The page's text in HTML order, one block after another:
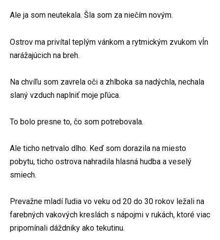
Ale ja som neutekala. Šla som za niečím novým.
Ostrov ma privítal teplým vánkom a rytmickým zvukom vĺn
narážajúcich na breh.
Na chvíľu som zavrela oči a zhlboka sa nadýchla, nechala
slaný vzduch naplniť moje pľúca.
To bolo presne to, čo som potrebovala.
Ale ticho netrvalo dlho. Keď som dorazila na miesto
pobytu, ticho ostrova nahradila hlasná hudba a veselý
smiech.
Prevažne mladí ľudia vo veku od 20 do 30 rokov ležali na
farebných vakových kreslách s nápojmi v rukách, ktoré viac
pripomínali dáždniky ako tekutinu.